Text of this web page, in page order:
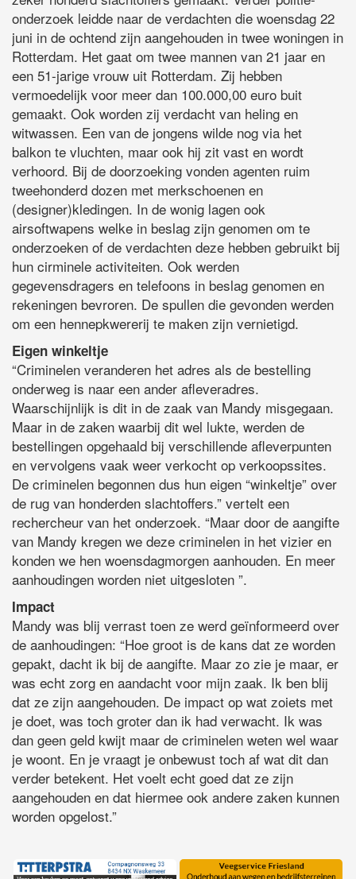
onderzoek leidde naar de verdachten die woensdag 22
juni in de ochtend zijn aangehouden in twee woningen in
Rotterdam. Het gaat om twee mannen van 21 jaar en
een 51-jarige vrouw uit Rotterdam. Zij hebben
vermoedelijk voor meer dan 100.000,00 euro buit
gemaakt. Ook worden zij verdacht van heling en
witwassen. Een van de jongens wilde nog via het
balkon te vluchten, maar ook hij zit vast en wordt
verhoord. Bij de doorzoeking vonden agenten ruim
tweehonderd dozen met merkschoenen en
(designer)kledingen. In de wonig lagen ook
airsoftwapens welke in beslag zijn genomen om te
onderzoeken of de verdachten deze hebben gebruikt bij
hun cirminele activiteiten. Ook werden
gegevensdragers en telefoons in beslag genomen en
rekeningen bevroren. De spullen die gevonden werden
om een hennepkwererij te maken zijn vernietigd.
Eigen winkeltje
“Criminelen veranderen het adres als de bestelling
onderweg is naar een ander afleveradres.
Waarschijnlijk is dit in de zaak van Mandy misgegaan.
Maar in de zaken waarbij dit wel lukte, werden de
bestellingen opgehaald bij verschillende afleverpunten
en vervolgens vaak weer verkocht op verkoopssites.
De criminelen begonnen dus hun eigen “winkeltje” over
de rug van honderden slachtoffers.” vertelt een
rechercheur van het onderzoek. “Maar door de aangifte
van Mandy kregen we deze criminelen in het vizier en
konden we hen woensdagmorgen aanhouden. En meer
aanhoudingen worden niet uitgesloten ”.
Impact
Mandy was blij verrast toen ze werd geïnformeerd over
de aanhoudingen: “Hoe groot is de kans dat ze worden
gepakt, dacht ik bij de aangifte. Maar zo zie je maar, er
was echt zorg en aandacht voor mijn zaak. Ik ben blij
dat ze zijn aangehouden. De impact op wat zoiets met
je doet, was toch groter dan ik had verwacht. Ik was
dan geen geld kwijt maar de criminelen weten wel waar
je woont. En je vraagt je onbewust toch af wat dit dan
verder betekent. Het voelt echt goed dat ze zijn
aangehouden en dat hiermee ook andere zaken kunnen
worden opgelost.”